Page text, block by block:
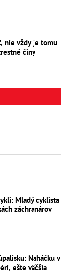
nie vždy je tomu
činy
Mladý cyklista
záchranárov
Naháčku v
ešte väčšia